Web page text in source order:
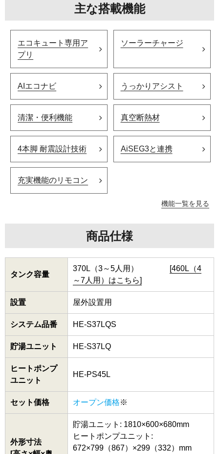
主な搭載機能
エコキュート専用ア
プリ
ソーラーチャージ
AIエコナビ うっかりアシスト
清潔・便利機能 真空断熱材
4本脚 耐震設計技術 AiSEG3と連携
充実機能のリモコン
機能一覧を見る
商品仕様
タンク容量
370L（3～5人用）
[460L（4
～7人用）はこちら]
設置 屋外設置用
システム品番 HE-S37LQS
貯湯ユニット HE-S37LQ
ヒートポンプ
ユニット
HE-PS45L
セット価格 オープン価格※
外形寸法
貯湯ユニット: 1810×600×680mm
ヒートポンプユニット:
672×799（867）×299（332）mm